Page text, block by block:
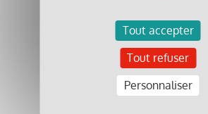
Tout accepter
Tout refuser
Personnaliser